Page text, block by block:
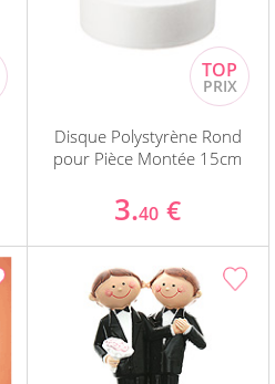
Disque Polystyrène Rond
pour Pièce Montée 15cm
3.40 €